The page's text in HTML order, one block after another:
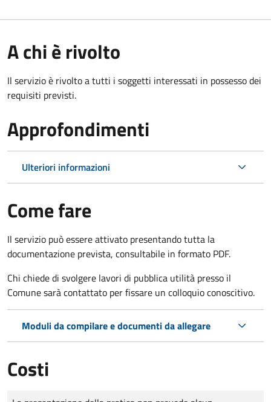
A chi è rivolto
Il servizio è rivolto a tutti i soggetti interessati in possesso dei
requisiti previsti.
Approfondimenti
Ulteriori informazioni
Come fare
Il servizio può essere attivato presentando tutta la
documentazione prevista, consultabile in formato PDF.
Chi chiede di svolgere lavori di pubblica utilità presso il
Comune sarà contattato per fissare un colloquio conoscitivo.
Moduli da compilare e documenti da allegare
Costi
Tipo di pagamento
Importo